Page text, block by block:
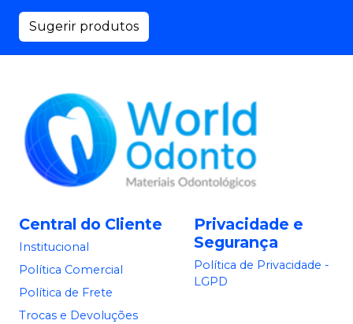
Sugerir produtos
Central do Cliente
Institucional
Política Comercial
Política de Frete
Trocas e Devoluções
Privacidade e
Segurança
Política de Privacidade -
LGPD